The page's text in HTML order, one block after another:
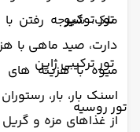
تور توکیو
تور ترکیبی ژاپن
تور روسیه
ملک، شیرجه رفتن
دارت، صید ماهی با
میوه با هزینه